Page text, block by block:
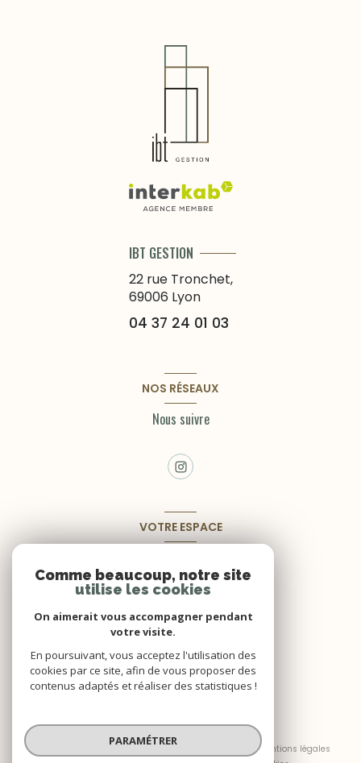
IBT GESTION
22 rue Tronchet,
69006 Lyon
04 37 24 01 03
NOS RÉSEAUX
Nous suivre
VOTRE ESPACE
© 2026 | Tous droits réservés
Mentions légales
Comme beaucoup, notre site
utilise les cookies
On aimerait vous accompagner pendant
votre visite.
En poursuivant, vous acceptez l'utilisation des
cookies par ce site, afin de vous proposer des
contenus adaptés et réaliser des statistiques !
PARAMÉTRER